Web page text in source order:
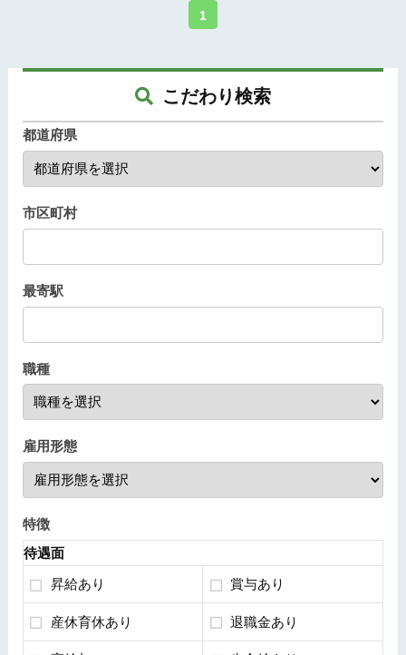
1
こだわり検索
都道府県
市区町村
最寄駅
職種
雇用形態
特徴
待遇面
昇給あり 賞与あり
産休育休あり 退職金あり